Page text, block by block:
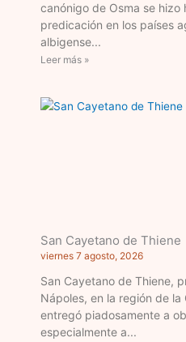
canónigo de Osma se hizo
predicación en los países
albigense
Leer más »
San Cayetano de Thiene
viernes 7 agosto, 2026
San Cayetano de Thiene,
Nápoles, en la región de la
entregó piadosamente a
especialmente a